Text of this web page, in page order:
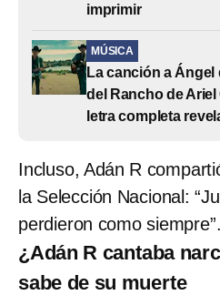
imprimir
MÚSICA
La canción a Ángel
del Rancho de
letra completa
Incluso, Adán R
la Selección Nacional:
perdieron como siempre”.
¿Adán R cantaba
sabe de su muerte